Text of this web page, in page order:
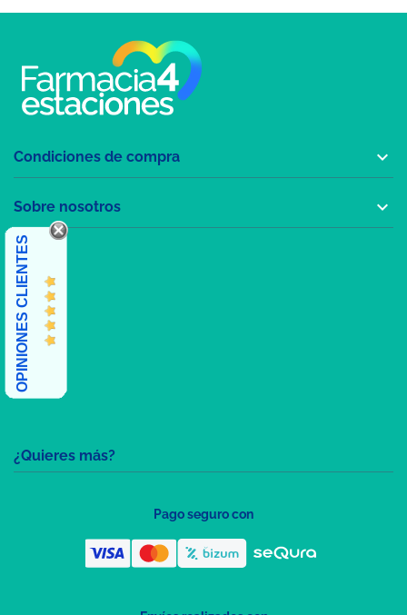
¿Quieres más?
Condiciones de compra 
Sobre nosotros 
OPINIONES CLIENTES
Pago seguro con